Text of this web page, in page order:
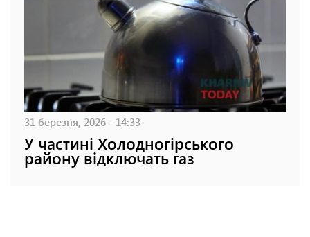
31 березня, 2026 - 14:33
У частині Холодногірського
району відключать газ